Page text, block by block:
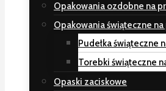
Opakowania ozdobne na
Opakowania świąteczne
Pudełka świąteczne
Torebki świąteczne
Opaski zaciskowe